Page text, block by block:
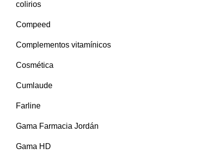
colirios
Compeed
Complementos vitamínicos
Cosmética
Cumlaude
Farline
Gama Farmacia Jordán
Gama HD